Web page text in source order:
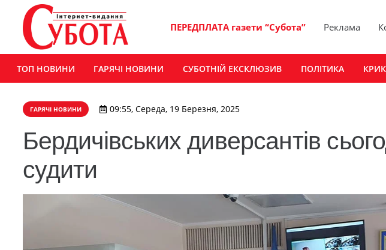
ПЕРЕДПЛАТА газети “Субота” Реклама
ТОП НОВИНИ ГАРЯЧІ НОВИНИ СУБОТНІЙ ЕКСКЛЮЗИВ ПОЛІТИКА
ГАРЯЧІ НОВИНИ 09:55, Середа, 19 Березня, 2025
Бердичівських диверсантів
судити